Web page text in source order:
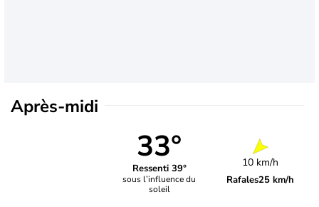
Après-midi
33°
Ressenti 39°
sous l’influence du
soleil
10 km/h
Rafales25 km/h